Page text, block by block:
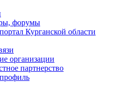
форумы
Курганской области
организации
партнерство